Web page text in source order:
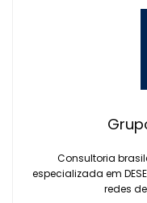
Consultoria
especializada em
redes